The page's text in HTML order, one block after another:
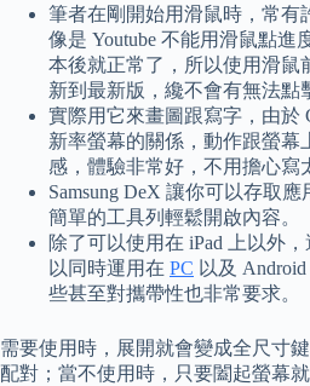
筆者在剛開始用滑鼠時，常有
像是 Youtube 不能用滑鼠點進
本後就正常了，所以使用滑鼠
新到最新版，纔不會有無法點
實際用它來畫圖跟寫字，由於
新率螢幕的關係，動作跟螢幕
感，體驗非常好，不用擔心寫
Samsung DeX 讓你可以存取
簡單的工具列輕鬆開啟內容。
除了可以使用在 iPad 上以外
以同時運用在 PC 以及
些甚至對攜帶性也非常要求。
需要使用時，展開就會變成全尺寸
配對；當不使用時，只要闔起螢幕